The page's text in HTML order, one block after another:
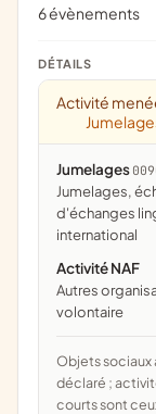
6 évènements
DÉTAILS
Activité
Jumelages
jumelages, échanges culturels, organisation
d'échanges
international
Activité NAF
Autres
volontaire
Objets sociaux attribués par l'administration d'après l'objet
déclaré ;
courts sont